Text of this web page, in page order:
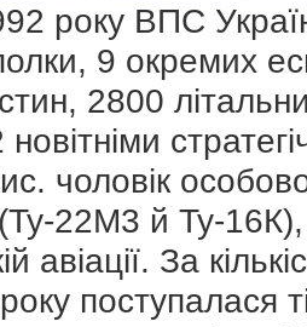
року ВПС
9 окремих
2800
новітніми
чоловік
22М3 й Ту-16К),
авіації. За
поступалася